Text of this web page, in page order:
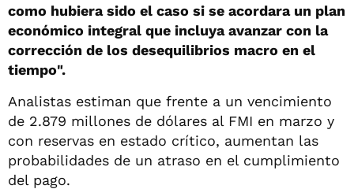
como hubiera sido el caso si se acordara un plan
económico integral que incluya avanzar con la
corrección de los desequilibrios macro en el
tiempo".
Analistas estiman que frente a un vencimiento
de 2.879 millones de dólares al FMI en marzo y
con reservas en estado crítico, aumentan las
probabilidades de un atraso en el cumplimiento
del pago.